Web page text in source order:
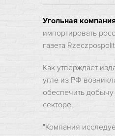
Угольная
импортировать
газета
Как утверждает
угле из РФ
обеспечить
секторе.
"Компания